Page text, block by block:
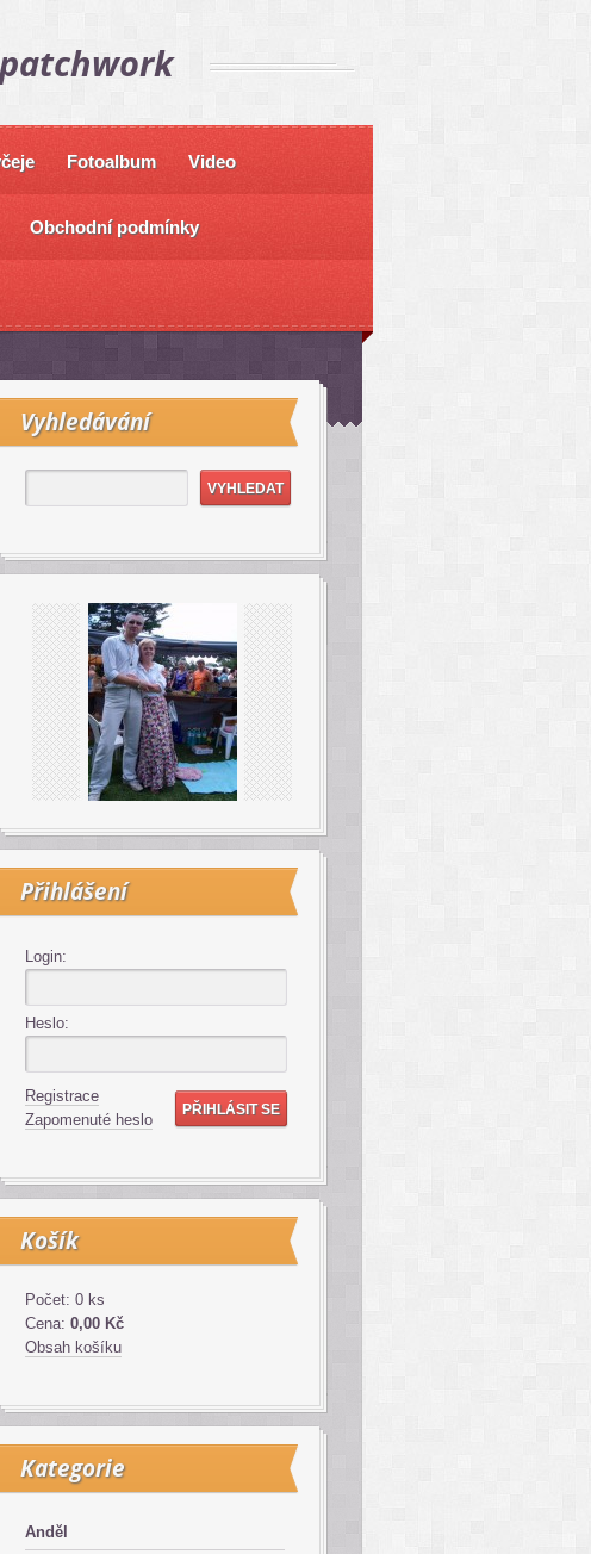
Fotoalbum Video
Obchodní podmínky
Vyhledávání
Přihlášení
Login:
Heslo:
Registrace
Zapomenuté heslo
Košík
Počet: 0 ks
Cena: 0,00 Kč
Obsah košíku
Kategorie
Anděl